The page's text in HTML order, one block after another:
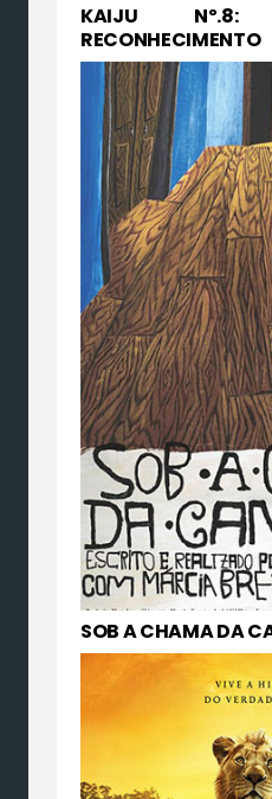
KAIJU Nº.8:
RECONHECIMENTO
SOB A CHAMA DA